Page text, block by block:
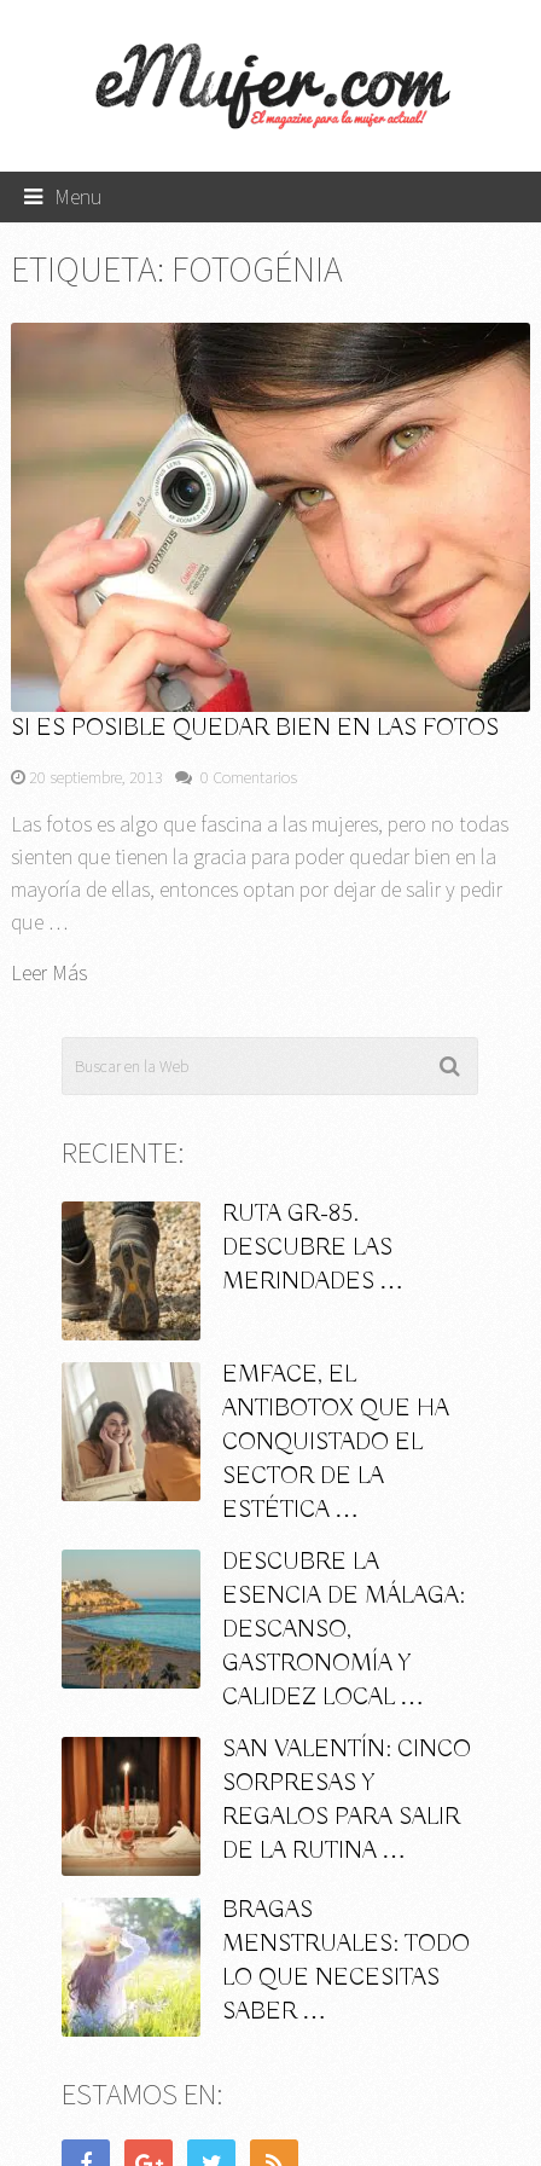
Menu
ETIQUETA: FOTOGÉNIA
SI ES POSIBLE QUEDAR BIEN EN LAS FOTOS
20 septiembre, 2013 0 Comentarios
Las fotos es algo que fascina a las mujeres, pero no todas
sienten que tienen la gracia para poder quedar bien en la
mayoría de ellas, entonces optan por dejar de salir y pedir
que …
Leer Más
RECIENTE:
RUTA GR-85.
DESCUBRE LAS
MERINDADES …
EMFACE, EL
ANTIBOTOX QUE HA
CONQUISTADO EL
SECTOR DE LA
ESTÉTICA …
DESCUBRE LA
ESENCIA DE MÁLAGA:
DESCANSO,
GASTRONOMÍA Y
CALIDEZ LOCAL …
SAN VALENTÍN: CINCO
SORPRESAS Y
REGALOS PARA SALIR
DE LA RUTINA …
BRAGAS
MENSTRUALES: TODO
LO QUE NECESITAS
SABER …
ESTAMOS EN: